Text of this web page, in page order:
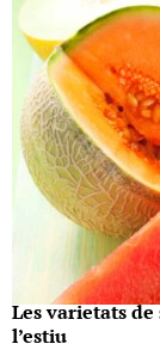
Les varietats
l’estiu